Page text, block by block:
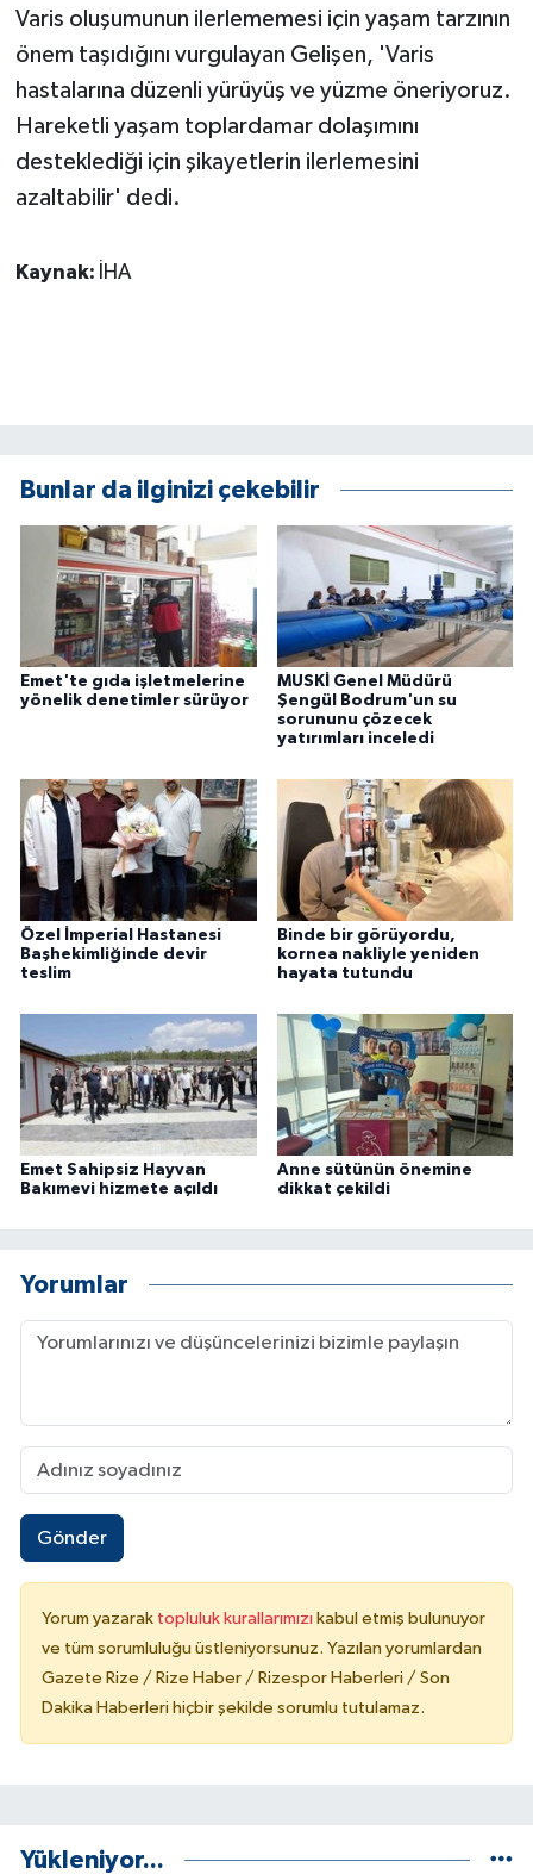
Varis oluşumunun ilerlememesi için yaşam tarzının
önem taşıdığını vurgulayan Gelişen, 'Varis
hastalarına düzenli yürüyüş ve yüzme öneriyoruz.
Hareketli yaşam toplardamar dolaşımını
desteklediği için şikayetlerin ilerlemesini
azaltabilir' dedi.
Kaynak: İHA
Bunlar da ilginizi çekebilir
Emet'te gıda işletmelerine
yönelik denetimler sürüyor
MUSKİ Genel Müdürü
Şengül Bodrum'un su
sorununu çözecek
yatırımları inceledi
Özel İmperial Hastanesi
Başhekimliğinde devir
teslim
Binde bir görüyordu,
kornea nakliyle yeniden
hayata tutundu
Emet Sahipsiz Hayvan
Bakımevi hizmete açıldı
Anne sütünün önemine
dikkat çekildi
Yorumlar
Gönder
Yorum yazarak topluluk kurallarımızı kabul etmiş bulunuyor
ve tüm sorumluluğu üstleniyorsunuz. Yazılan yorumlardan
Gazete Rize / Rize Haber / Rizespor Haberleri / Son
Dakika Haberleri hiçbir şekilde sorumlu tutulamaz.
Yükleniyor...